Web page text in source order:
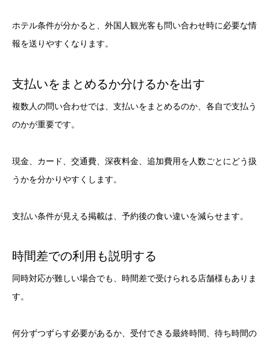
ホテル条件が分かると、外国人観光客も問い合わせ時に必要な情
報を送りやすくなります。
支払いをまとめるか分けるかを出す
複数人の問い合わせでは、支払いをまとめるのか、各自で支払う
のかが重要です。
現金、カード、交通費、深夜料金、追加費用を人数ごとにどう扱
うかを分かりやすくします。
支払い条件が見える掲載は、予約後の食い違いを減らせます。
時間差での利用も説明する
同時対応が難しい場合でも、時間差で受けられる店舗様もありま
す。
何分ずつずらす必要があるか、受付できる最終時間、待ち時間の